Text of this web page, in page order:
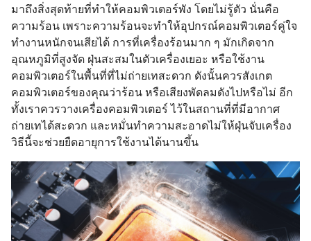
มาถึงสิ่งสุดท้ายที่ทำให้คอมพิวเตอร์พัง โดยไม่รู้ตัว นั่นคือ
ความร้อน เพราะความร้อนจะทำให้อุปกรณ์คอมพิวเตอร์คู่ใจ
ทำงานหนักจนเสียได้ การที่เครื่องร้อนมาก ๆ มักเกิดจาก
อุณหภูมิที่สูงจัด ฝุ่นสะสมในตัวเครื่องเยอะ หรือใช้งาน
คอมพิวเตอร์ในพื้นที่ที่ไม่ถ่ายเทสะดวก ดังนั้นควรสังเกต
คอมพิวเตอร์ของคุณว่าร้อน หรือเสียงพัดลมดังไปหรือไม่ อีก
ทั้งเราควรวางเครื่องคอมพิวเตอร์ ไว้ในสถานที่ที่มีอากาศ
ถ่ายเทได้สะดวก และหมั่นทำความสะอาดไม่ให้ฝุ่นจับเครื่อง
วิธีนี้จะช่วยยืดอายุการใช้งานได้นานขึ้น